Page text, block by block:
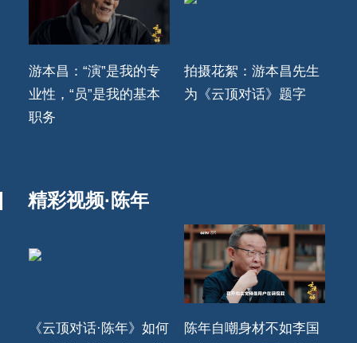
游本昌：“演”是我的专
业性，“员”是我的基本
职务
拍摄花絮：游本昌先生
为《云顶对话》题字
精彩视频·陈年
《云顶对话·陈年》如何
陈年自嘲身材不如李国